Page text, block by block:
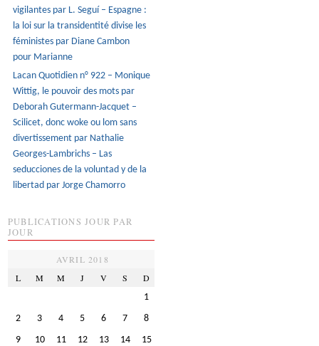
vigilantes par L. Seguí – Espagne :
la loi sur la transidentité divise les
féministes par Diane Cambon
pour Marianne
Lacan Quotidien n° 922 – Monique
Wittig, le pouvoir des mots par
Deborah Gutermann-Jacquet –
Scilicet, donc woke ou lom sans
divertissement par Nathalie
Georges-Lambrichs – Las
seducciones de la voluntad y de la
libertad par Jorge Chamorro
PUBLICATIONS JOUR PAR
JOUR
AVRIL 2018
L
M M J V S D
1
2
3 4 5 6 7
8
9
10 11 12 13 14
15